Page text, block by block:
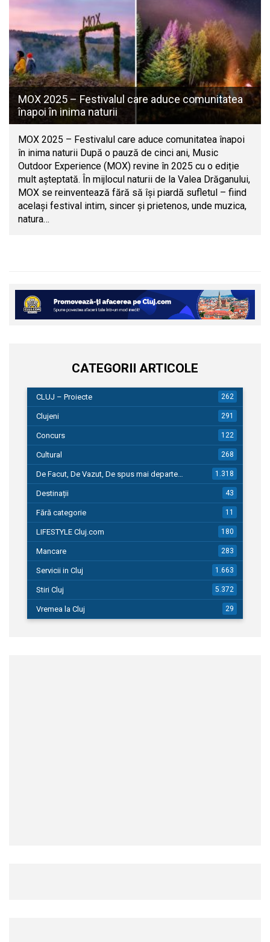
MOX 2025 – Festivalul care aduce comunitatea
înapoi în inima naturii
MOX 2025 – Festivalul care aduce comunitatea înapoi
în inima naturii După o pauză de cinci ani, Music
Outdoor Experience (MOX) revine în 2025 cu o ediție
mult așteptată. În mijlocul naturii de la Valea Drăganului,
MOX se reinventează fără să își piardă sufletul – fiind
același festival intim, sincer și prietenos, unde muzica,
natura…
CATEGORII ARTICOLE
CLUJ – Proiecte 262
Clujeni 291
Concurs 122
Cultural 268
De Facut, De Vazut, De spus mai departe… 1.318
Destinații 43
Fără categorie 11
LIFESTYLE Cluj.com 180
Mancare 283
Servicii in Cluj 1.663
Stiri Cluj 5.372
Vremea la Cluj 29